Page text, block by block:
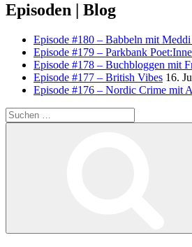
Episoden | Blog
Episode #180 – Babbeln mit
Episode #179 – Parkbank
Episode #178 – Buchbloggen mit
Episode #177 – British Vibes 16.
Episode #176 – Nordic Crime mit
Suchen
nach: